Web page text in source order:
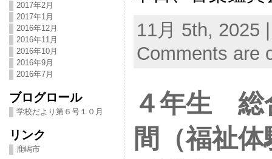
2017年2月
2017年1月
2016年12月
2016年11月
2016年10月
2016年9月
2016年7月
ブログロール
学校だより第６号１０月
リンク
鹿嶋市
11月 5th, 2025
Comments are
４年生 総
間（福祉